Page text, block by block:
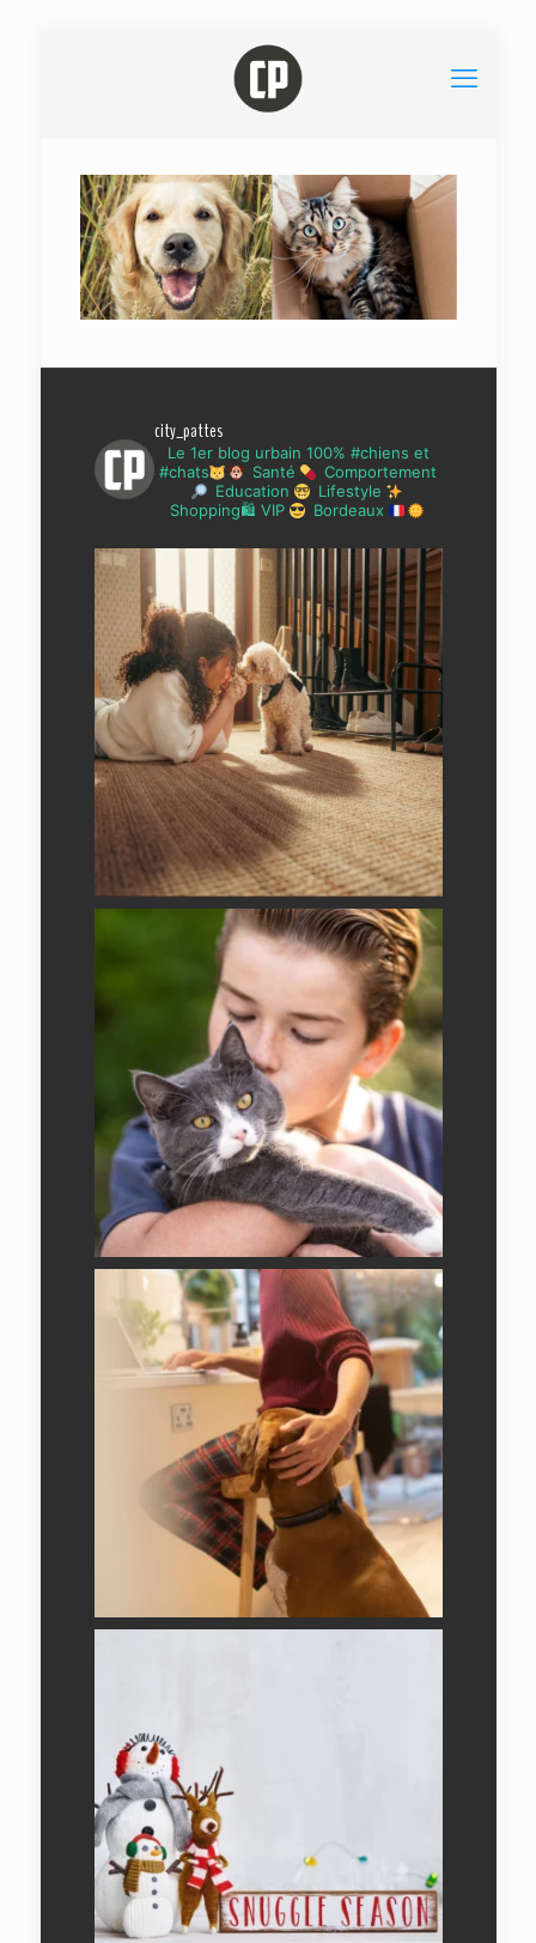
city_pattes
Le 1er blog urbain 100% #chiens et
#chats
Santé
Comportement
Education
Lifestyle
Shopping🛍 VIP
Bordeaux